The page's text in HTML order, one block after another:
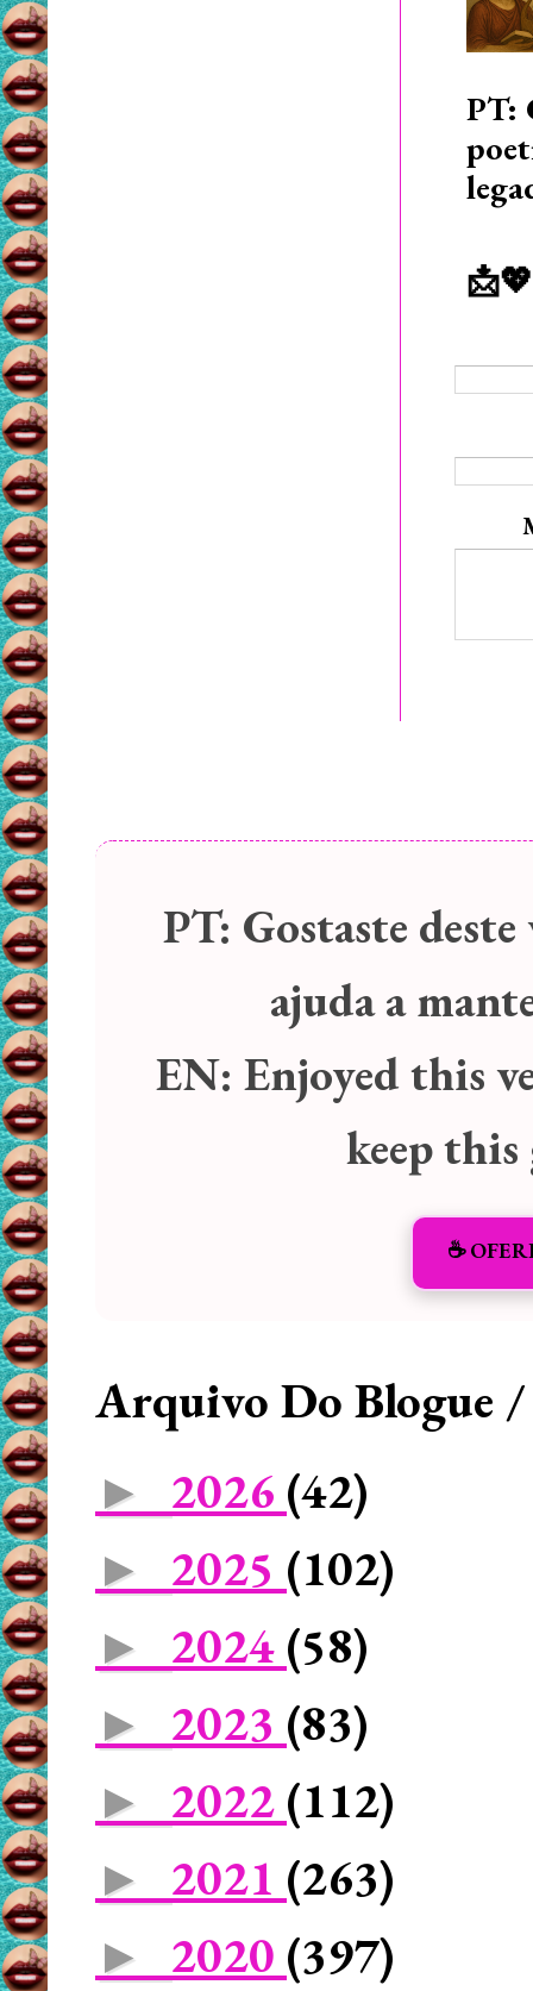
PT:
PT: Gostaste
ajuda a
EN: Enjoyed this
keep
☕️
Arquivo Do Blogue
► 2026 (42)
► 2025 (102)
► 2024 (58)
► 2023 (83)
► 2022 (112)
► 2021 (263)
► 2020 (397)